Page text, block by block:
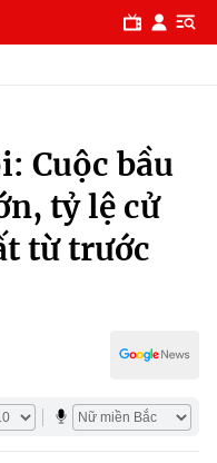
Cuộc bầu
tỷ lệ cử
từ trước